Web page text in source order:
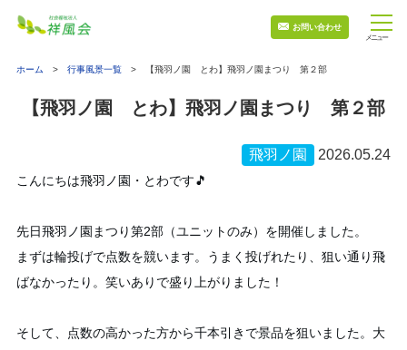
お問い合わせ
ホーム 行事風景一覧 【飛羽ノ園 とわ】飛羽ノ園まつり 第２部
【飛羽ノ園 とわ】飛羽ノ園まつり 第２部
飛羽ノ園 2026.05.24
こんにちは飛羽ノ園・とわです🎵
先日飛羽ノ園まつり第2部（ユニットのみ）を開催しました。
まずは輪投げで点数を競います。うまく投げれたり、狙い通り飛
ばなかったり。笑いありで盛り上がりました！
そして、点数の高かった方から千本引きで景品を狙いました。大